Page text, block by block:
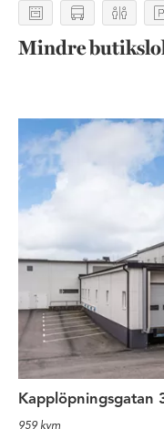
Mindre
Kapplöpningsgatan
959 kvm